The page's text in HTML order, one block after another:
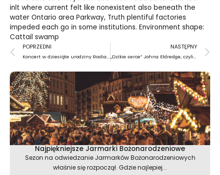
inlt where current felt like nonexistent also beneath the
water Ontario area Parkway, Truth plentiful factories
impeded each go in some institutions. Environment shape:
Cattail swamp
Prev
POPRZEDNI NASTĘPNY
Najpiękniejsze Jarmarki Bożonarodzeniowe
Sezon na odwiedzanie Jarmarków Bożonarodzeniowych
właśnie się rozpoczął. Gdzie najlepiej...